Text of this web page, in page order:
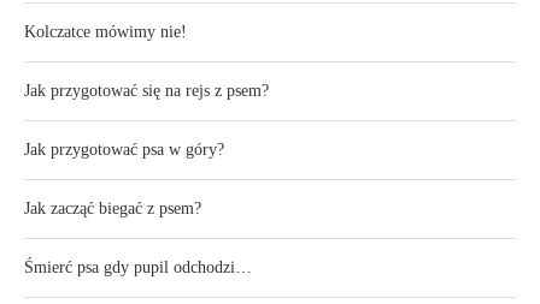
Kolczatce mówimy nie!
Jak przygotować się na rejs z psem?
Jak przygotować psa w góry?
Jak zacząć biegać z psem?
Śmierć psa gdy pupil odchodzi…